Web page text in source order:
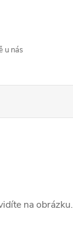
u nás
na obrázku.